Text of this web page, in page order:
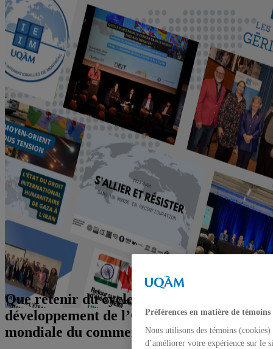
Que retenir du cycle pour le
développement de l’Organisation
mondiale du commerce ?
Préférences en matière de témoins
Nous utilisons des témoins
d’améliorer votre expérience sur le